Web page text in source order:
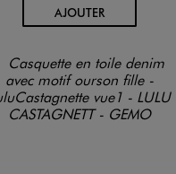
AJOUTERAU PANIER